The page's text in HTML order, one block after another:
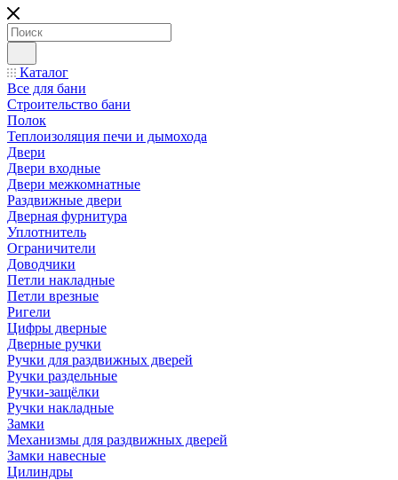
Каталог
Все для бани
Строительство бани
Полок
Теплоизоляция печи и дымохода
Двери
Двери входные
Двери межкомнатные
Раздвижные двери
Дверная фурнитура
Уплотнитель
Ограничители
Доводчики
Петли накладные
Петли врезные
Ригели
Цифры дверные
Дверные ручки
Ручки для раздвижных дверей
Ручки раздельные
Ручки-защёлки
Ручки накладные
Замки
Механизмы для раздвижных дверей
Замки навесные
Цилиндры